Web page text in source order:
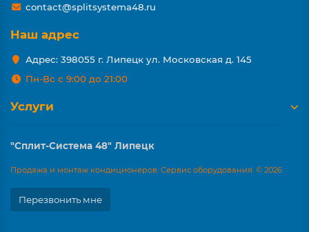
contact@splitsystema48.ru
Наш адрес
Адрес: 398055 г. Липецк ул. Московская д. 145
Пн-Вс с 9:00 до 21:00
Услуги
"Сплит-Система 48" Липецк
Продажа и монтаж кондиционеров. Сервис оборудования. © 2026
Перезвонить мне